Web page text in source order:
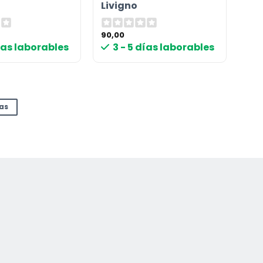
laborables
Livigno
90,00
3 - 5 días laborables